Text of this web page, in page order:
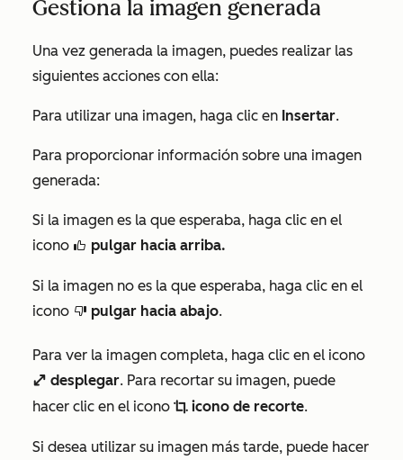
Gestiona la imagen generada
Una vez generada la imagen, puedes realizar las
siguientes acciones con ella:
Para utilizar una imagen, haga clic en Insertar.
Para proporcionar información sobre una imagen
generada:
Si la imagen es la que esperaba, haga clic en el
icono thumbsUpIcon pulgar hacia arriba.
Si la imagen no es la que esperaba, haga clic en el
icono thumbsDownIcon pulgar hacia abajo.
Para ver la imagen completa, haga clic en el icono
enlarge desplegar. Para recortar su imagen, puede
hacer clic en el icono cropIcon icono de recorte.
Si desea utilizar su imagen más tarde, puede hacer